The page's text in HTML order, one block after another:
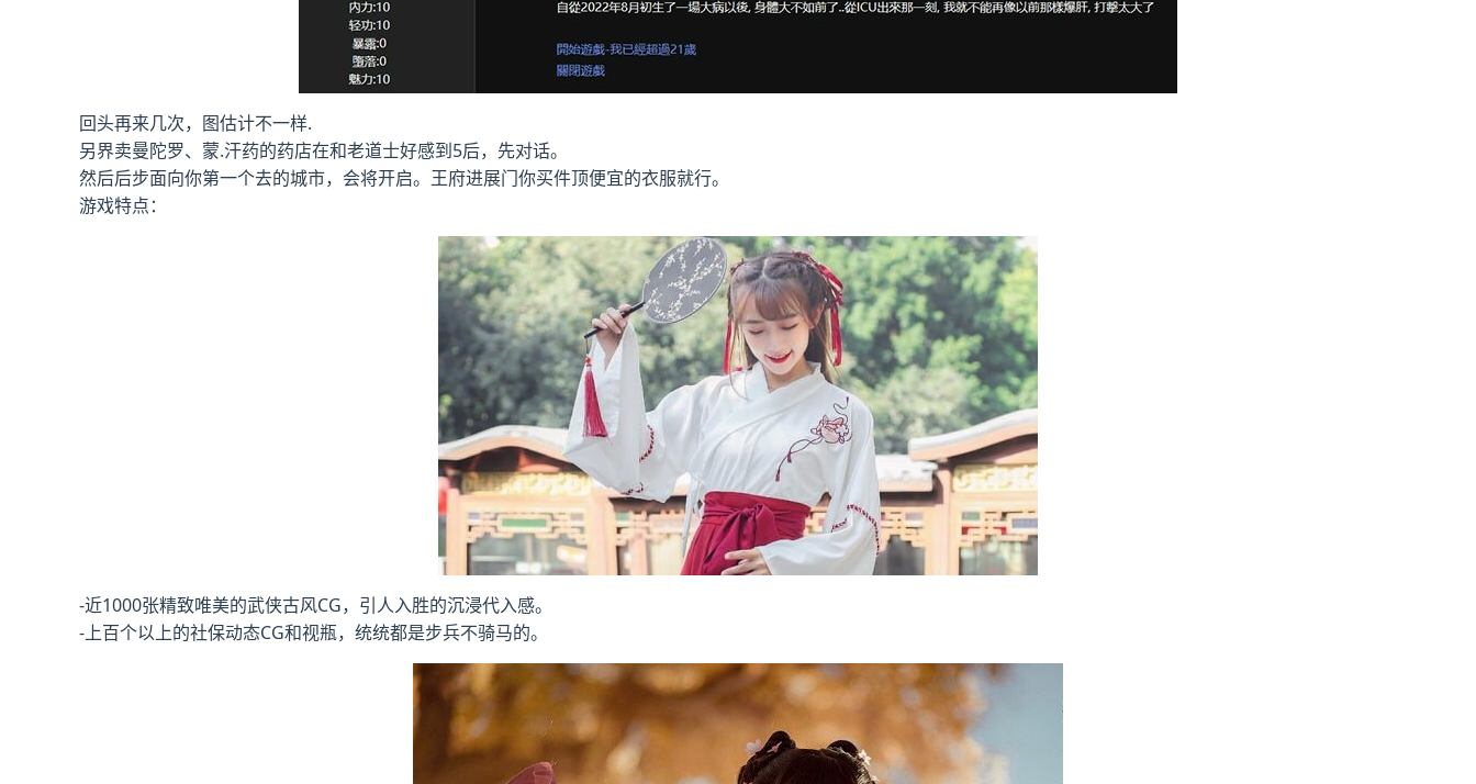
回头再来几次，图估计不一样.
另界卖曼陀罗、蒙.汗药的药店在和老道士好感到5后，先对话。
然后后步面向你第一个去的城市，会将开启。王府进展门你买件顶便宜的衣服就行。
游戏特点：
-近1000张精致唯美的武侠古风CG，引人入胜的沉浸代入感。
-上百个以上的社保动态CG和视瓶，统统都是步兵不骑马的。